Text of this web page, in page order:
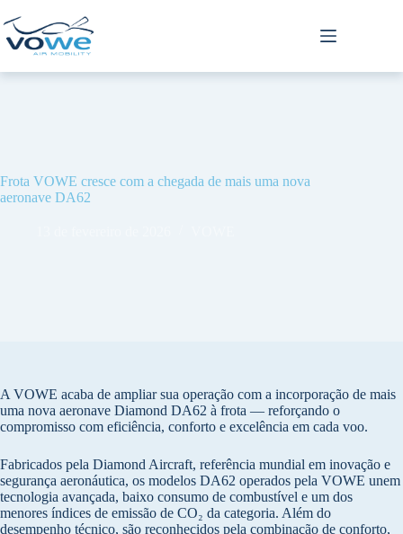
Frota VOWE cresce com a chegada de mais uma nova
aeronave DA62
A VOWE acaba de ampliar sua operação com a incorporação de mais
uma nova aeronave Diamond DA62 à frota — reforçando o
compromisso com eficiência, conforto e excelência em cada voo.
Fabricados pela Diamond Aircraft, referência mundial em inovação e
segurança aeronáutica, os modelos DA62 operados pela VOWE unem
tecnologia avançada, baixo consumo de combustível e um dos
menores índices de emissão de CO₂ da categoria. Além do
desempenho técnico, são reconhecidos pela combinação de conforto,